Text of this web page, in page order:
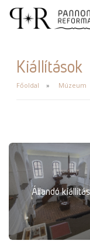
Kiállítások
Főoldal Múzeum
Állandó